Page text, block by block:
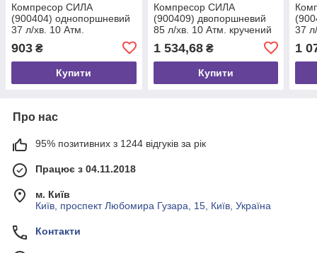
Компресор СИЛА
(900404) однопоршневий
37 л/хв. 10 Атм.
903 ₴
Купити
Компресор СИЛА
(900409) двопоршневий
85 л/хв. 10 Атм. кручений
1 534,68₴
Купити
37
1
Про нас
95% позитивних з 1244 відгуків за рік
Працює з 04.11.2018
м. Київ
Київ, проспект Любомира Гузара, 15, Київ, Україна
Контакти